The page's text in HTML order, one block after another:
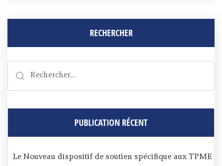
RECHERCHER
PUBLICATION RÉCENT
Le Nouveau dispositif de soutien spécifique aux TPME